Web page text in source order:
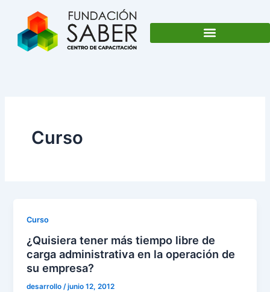
contenido
Curso
Curso
¿Quisiera tener más tiempo libre de
carga administrativa en la operación de
su empresa?
desarrollo/junio 12, 2012